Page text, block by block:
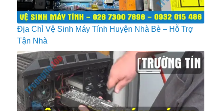
Địa Chỉ Vệ Sinh Máy Tính Huyện Nhà Bè – Hỗ Trợ
Tận Nhà